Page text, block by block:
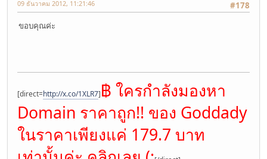
#178
09 ธันวาคม 2012, 11:21:46
ขอบคุณค่ะ
[direct=http://x.co/1XLR7]฿ ใครกำลังมองหา
Domain ราคาถูก!! ของ Goddady
ในราคาเพียงแค่ 179.7 บาท